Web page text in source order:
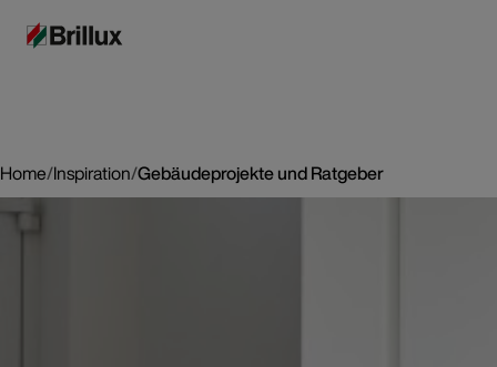
Home/Inspiration/Gebäudeprojekte und Ratgeber